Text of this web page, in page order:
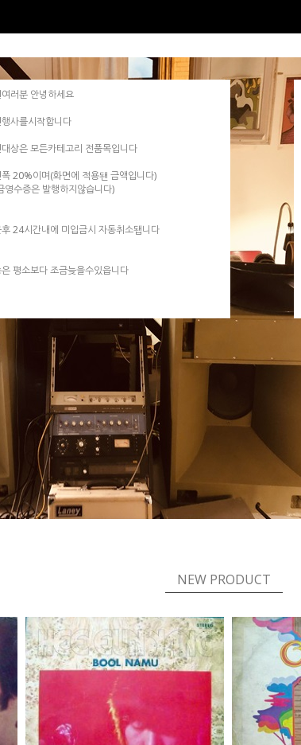
NEW PRODUCT
러분 안녕하세요
사를시작합니다
상은 모든카테고리 전품목입니다
폭 20%이며(화면에 적용됀 금액입니다)
영수증은 발행하지않습니다)
24시간내에 미입금시 자동취소됍니다
평소보다 조금늦을수있읍니다
의 메세지창을 다시 표시하지 않음